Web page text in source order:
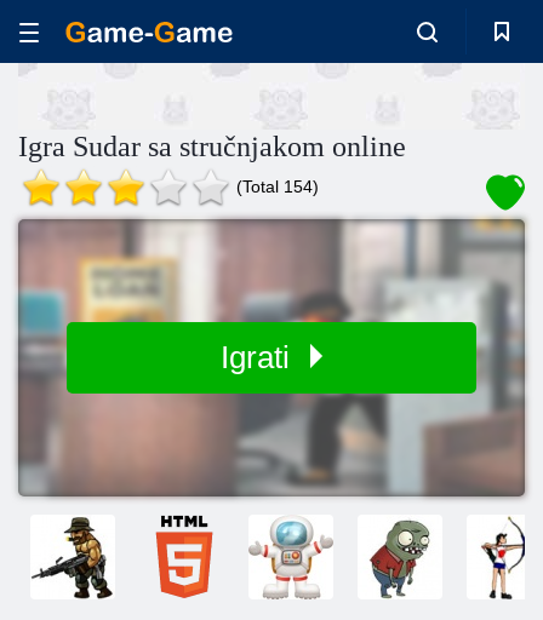
Igra Sudar sa stručnjakom online
(Total 154)
Igrati